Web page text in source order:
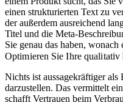
einen strukturierten Text zu
der außerdem ausreichend
Titel und die Meta-
Sie genau das haben,
Optimieren Sie Ihre
Nichts ist aussagekräftiger
darzustellen. Das vermittelt
schafft Vertrauen beim